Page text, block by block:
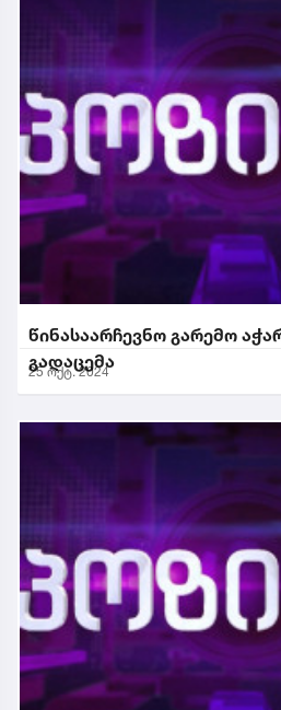
წინასაარჩევნო გარემო
გადაცემა
25 ოქტ. 2024